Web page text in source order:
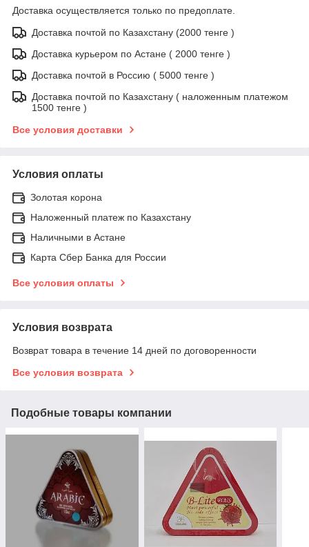
Доставка осуществляется только по предоплате.
Доставка почтой по Казахстану (2000 тенге )
Доставка курьером по Астане ( 2000 тенге )
Доставка почтой в Россию ( 5000 тенге )
Доставка почтой по Казахстану ( наложенным платежом
1500 тенге )
Все условия доставки
Условия оплаты
Золотая корона
Наложенный платеж по Казахстану
Наличными в Астане
Карта Сбер Банка для России
Все условия оплаты
Условия возврата
Возврат товара в течение 14 дней по договоренности
Все условия возврата
Подобные товары компании